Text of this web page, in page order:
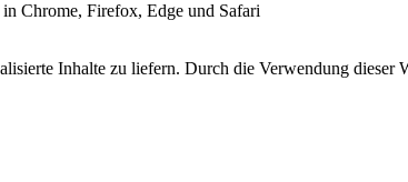
Chrome, Firefox, Edge und Safari
Inhalte zu liefern. Durch die Verwendung dieser